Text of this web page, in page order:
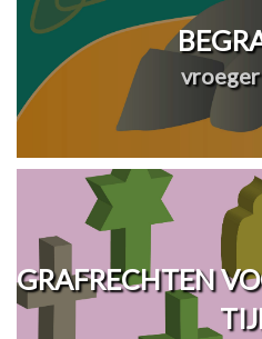
vroeger
GRAFRECHTEN